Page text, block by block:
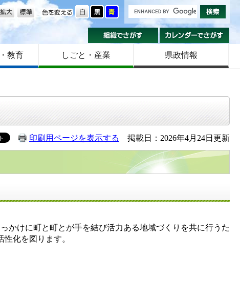
色を変える
の大きさ
組織でさがす
教育 しごと・産業 県政情報
印刷用ページを表示する 掲載日：2026年4月24日更新
けに町と町とが手を結び活力ある地域づくりを共に行うた
化を図ります。